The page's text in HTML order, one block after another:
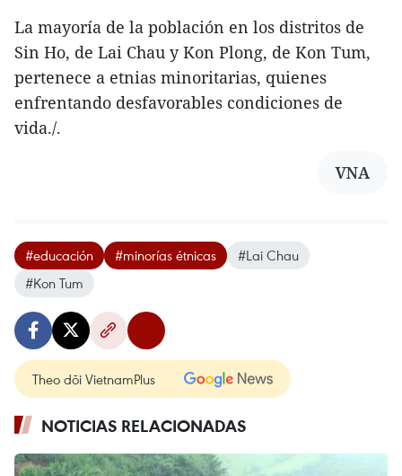
La mayoría de la población en los distritos de
Sin Ho, de Lai Chau y Kon Plong, de Kon Tum,
pertenece a etnias minoritarias, quienes
enfrentando desfavorables condiciones de
vida./.
VNA
#educación #minorías étnicas
#Lai Chau
#Kon Tum
Theo dõi VietnamPlus
NOTICIAS RELACIONADAS